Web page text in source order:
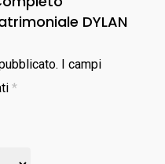
DYLAN
I campi
*